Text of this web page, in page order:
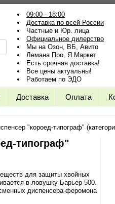
09:00 - 18:00
Доставка по всей России
Частные и Юр. лица
Официальное дилерство
Мы на Озон, ВБ, Авито
Лемана Про, Я.Маркет
Есть срочная доставка!
Все цены актуальны!
Работаем по ЭДО
Доставка Оплата
"короед-типограф"
типограф"
для защиты хвойных
в ловушку Барьер 500.
диспенсера-феромона